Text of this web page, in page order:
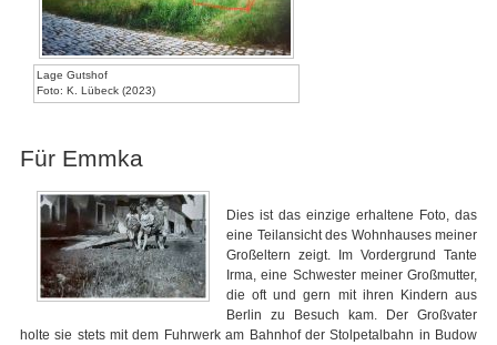
Lage Gutshof
Foto: K. Lübeck (2023)
Für Emmka
Dies ist das einzige erhaltene Foto, das
eine Teilansicht des Wohnhauses meiner
Großeltern zeigt. Im Vordergrund Tante
Irma, eine Schwester meiner Großmutter,
die oft und gern mit ihren Kindern aus
Berlin zu Besuch kam. Der Großvater
holte sie stets mit dem Fuhrwerk am Bahnhof der Stolpetalbahn in Budow